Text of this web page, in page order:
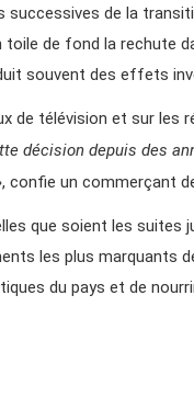
successives de la
toile de fond la rechute
souvent des effets
de télévision et sur les
décision depuis des
confie un commerçant
que soient les suites
les plus marquants
du pays et de